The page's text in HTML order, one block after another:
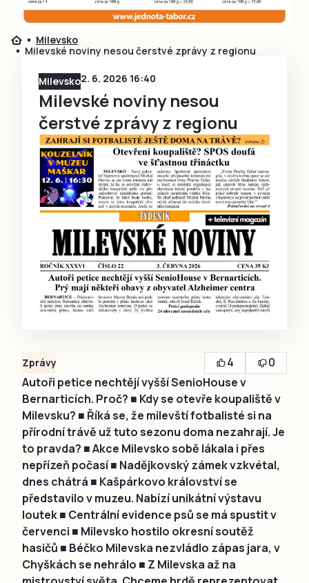
Ještě nemám účet, chci seRegistrovat
Milevsko
Milevské noviny nesou čerstvé zprávy z regionu
Milevsko2. 6. 2026 16:40
Milevské noviny nesou
čerstvé zprávy z regionu
Zprávy 4
0
Autoři petice nechtějí vyšší SenioHouse v
Bernarticích. Proč? ■ Kdy se otevře koupaliště v
Milevsku? ■ Říká se, že milevští fotbalisté si na
přírodní trávě už tuto sezonu doma nezahrají. Je
to pravda? ■ Akce Milevsko sobě lákala i přes
nepřízeň počasí ■ Nadějkovský zámek vzkvétal,
dnes chátrá ■ Kašpárkovo království se
představilo v muzeu. Nabízí unikátní výstavu
loutek ■ Centrální evidence psů se má spustit v
červenci ■ Milevsko hostilo okresní soutěž
hasičů ■ Béčko Milevska nezvládlo zápas jara, v
Chyškách se nehrálo ■ Z Milevska až na